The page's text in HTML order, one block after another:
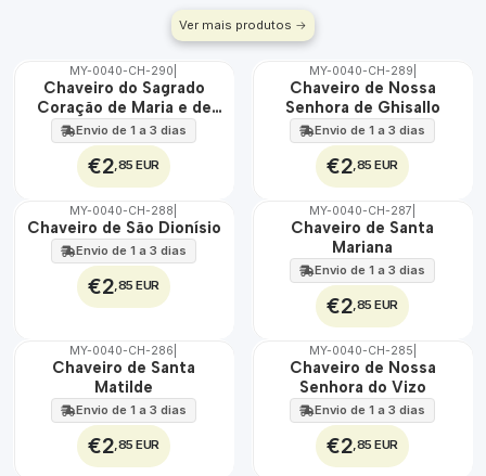
Ver mais produtos
🇵🇹
100%
MY-0040-CH-290
Chaveiro do Sagrado
Coração de Maria e de
Jesus
Envio de 1 a 3 dias
€2,85 EUR
🇵🇹
100%
MY-0040-CH-289
Chaveiro de Nossa
Senhora de Ghisallo
Envio de 1 a 3 dias
€2,85 EUR
🇵🇹
100%
MY-0040-CH-288
Chaveiro de São Dionísio
Envio de 1 a 3 dias
€2,85 EUR
🇵🇹
MY-0040-CH-287
Chaveiro de Santa
Mariana
Envio de 1 a 3 dias
€2,85 EUR
🇵🇹
MY-0040-CH-286
Chaveiro de Santa
Matilde
Envio de 1 a 3 dias
€2,85 EUR
🇵🇹
100%
MY-0040-CH-285
Chaveiro de Nossa
Senhora do Vizo
Envio de 1 a 3 dias
€2,85 EUR